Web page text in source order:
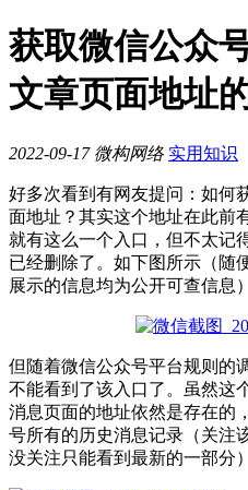
获取微信公众
文章页面地址
2022-09-17 微构网络 实用知识
好多次看到有网友提问：如何
面地址？其实这个地址在此前
就有这么一个入口，但不太记
已经删除了。如下图所示（随
展示的信息均为公开可查信息
但随着微信公众号平台规则的
不能看到了该入口了。虽然这
消息页面的地址依然是存在的
号所有的历史消息记录（关注
没关注只能看到最新的一部分